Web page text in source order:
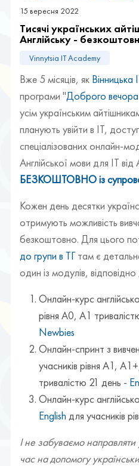
15 вересня 2022
Тисячі українських
Англійську -
Vinnytsia IT Academy
Вже 5 місяців, як Вінницька
програми "Доброго вечора
усім українським
планують увійти в ІТ,
спеціалізованих онлайн-
Англійської мови для ІТ
БЕЗКОШТОВНО із
Кожен день десятки
отримують можливість
безкоштовно. Для цього
до групи в ТГтам є
один із модулів, відповідно
Онлайн-курс
рівня А0, А1
Newbies
Онлайн-спринт з
учасників рівня А1,
тривалістю 21 день -
Онлайн-курс
English для учасників
І не забуваємо направляти
час на допомогу